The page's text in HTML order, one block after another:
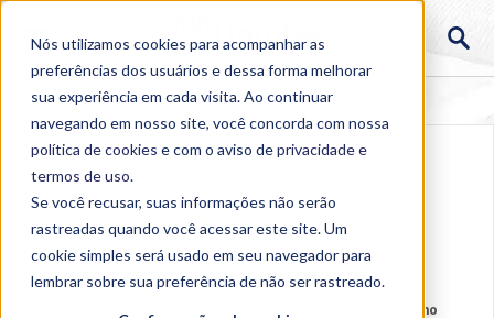
Nós utilizamos cookies para acompanhar as
preferências dos usuários e dessa forma melhorar
sua experiência em cada visita. Ao continuar
navegando em nosso site, você concorda com nossa
política de cookies e com o aviso deprivacidade e
termos de uso.
Se você recusar, suas informações não serão
rastreadas quando você acessar este site. Um
cookie simples será usado em seu navegador para
lembrar sobre sua preferência de não ser rastreado.
Trabalho